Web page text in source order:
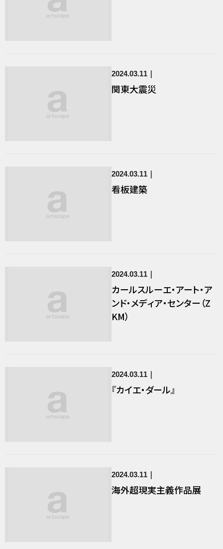
2024.03.11
関東大震災
2024.03.11
看板建築
2024.03.11
カールスルーエ・アート・ア
ンド・メディア・センター（Z
KM）
2024.03.11
『カイエ・ダール』
2024.03.11
海外超現実主義作品展